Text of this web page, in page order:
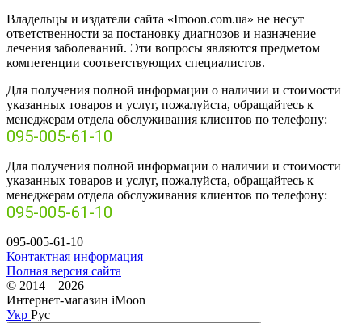
Владельцы и издатели сайта «Imoon.com.ua» не несут
ответственности за постановку диагнозов и назначение
лечения заболеваний. Эти вопросы являются предметом
компетенции соответствующих специалистов.
Для получения полной информации о наличии и стоимости
указанных товаров и услуг, пожалуйста, обращайтесь к
менеджерам отдела обслуживания клиентов по телефону:
095-005-61-10
Для получения полной информации о наличии и стоимости
указанных товаров и услуг, пожалуйста, обращайтесь к
менеджерам отдела обслуживания клиентов по телефону:
095-005-61-10
095-005-61-10
Контактная информация
Полная версия сайта
© 2014—2026
Интернет-магазин iMoon
Укр Рус